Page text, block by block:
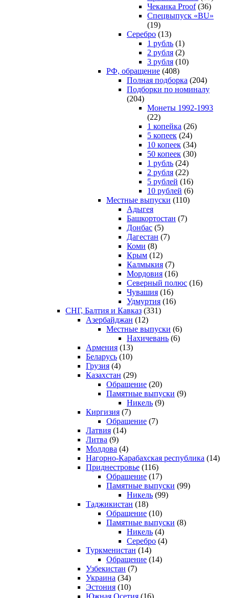
Чеканка Proof(36)
Спецвыпуск «BU»
(19)
Серебро (13)
1 рубль (1)
2 рубля (2)
3 рубля (10)
РФ, обращение (408)
Полная подборка (204)
Подборки по номиналу
(204)
Монеты 1992-1993
(22)
1 копейка (26)
5 копеек (24)
10 копеек (34)
50 копеек (30)
1 рубль (24)
2 рубля (22)
5 рублей (16)
10 рублей (6)
Местные выпуски (110)
Адыгея
Башкортостан (7)
Донбас (5)
Дагестан (7)
Коми (8)
Крым (12)
Калмыкия (7)
Мордовия (16)
Северный полюс (16)
Чувашия (16)
Удмуртия (16)
СНГ, Балтия и Кавказ (331)
Азербайджан (12)
Местные выпуски (6)
Нахичевань (6)
Армения (13)
Беларусь (10)
Грузия (4)
Казахстан (29)
Обращение (20)
Памятные выпуски (9)
Никель (9)
Киргизия (7)
Обращение (7)
Латвия (14)
Литва (9)
Молдова (4)
Нагорно-Карабахская республика (14)
Приднестровье (116)
Обращение (17)
Памятные выпуски (99)
Никель (99)
Таджикистан (18)
Обращение (10)
Памятные выпуски (8)
Никель (4)
Серебро (4)
Туркменистан (14)
Обращение (14)
Узбекистан (7)
Украина (34)
Эстония (10)
Южная Осетия (16)